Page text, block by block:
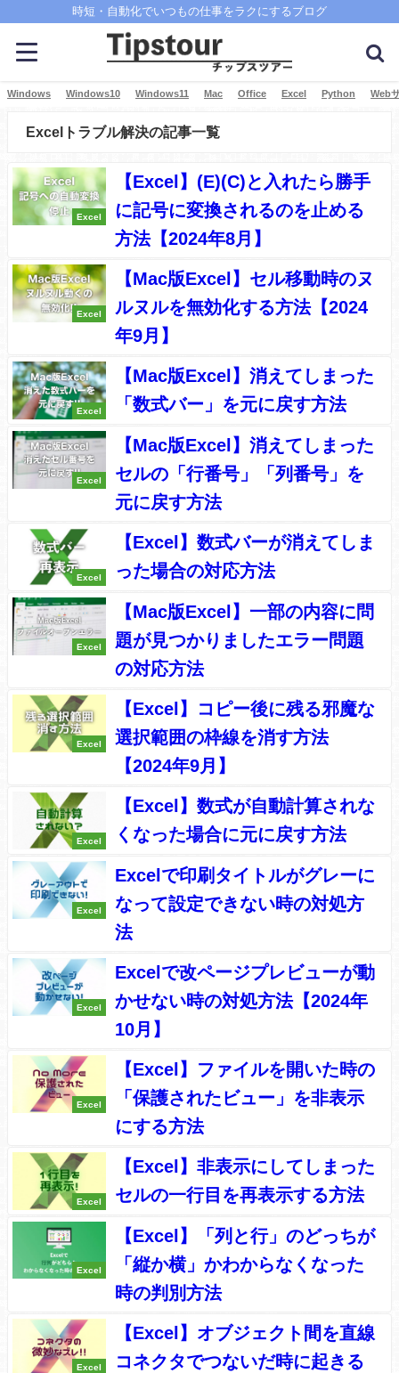
時短・自動化でいつもの仕事をラクにするブログ
Windows Windows10 Windows11 Mac Office Excel Python Web
Excelトラブル解決の記事一覧
Excel
【Excel】(E)(C)と入れたら勝手
に記号に変換されるのを止める
方法【2024年8月】
Excel
【Mac版Excel】セル移動時のヌ
ルヌルを無効化する方法【2024
年9月】
Excel
【Mac版Excel】消えてしまった
「数式バー」を元に戻す方法
Excel
【Mac版Excel】消えてしまった
セルの「行番号」「列番号」を
元に戻す方法
Excel
【Excel】数式バーが消えてしま
った場合の対応方法
Excel
【Mac版Excel】一部の内容に問
題が見つかりましたエラー問題
の対応方法
Excel
【Excel】コピー後に残る邪魔な
選択範囲の枠線を消す方法
【2024年9月】
Excel
【Excel】数式が自動計算されな
くなった場合に元に戻す方法
Excel
Excelで印刷タイトルがグレーに
なって設定できない時の対処方
法
Excel
Excelで改ページプレビューが動
かせない時の対処方法【2024年
10月】
Excel
【Excel】ファイルを開いた時の
「保護されたビュー」を非表示
にする方法
Excel
【Excel】非表示にしてしまった
セルの一行目を再表示する方法
Excel
【Excel】「列と行」のどっちが
「縦か横」かわからなくなった
時の判別方法
Excel
【Excel】オブジェクト間を直線
コネクタでつないだ時に起きる